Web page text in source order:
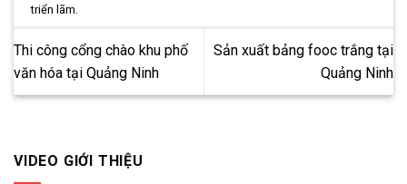
triển lãm.
Thi công cổng chào khu phố
văn hóa tại Quảng Ninh
Sản xuất bảng fooc trắng tại
Quảng Ninh
VIDEO GIỚI THIỆU